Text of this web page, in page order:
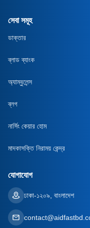
সেবা সমূহ
ডাক্তার
ব্লাড ব্যাংক
অ্যাম্বুলেন্স
ব্লগ
নার্সিং কেয়ার হোম
মাদকাসক্তি নিরাময় কেন্দ্র
যোগাযোগ
ঢাকা-১২০৯, বাংলাদেশ